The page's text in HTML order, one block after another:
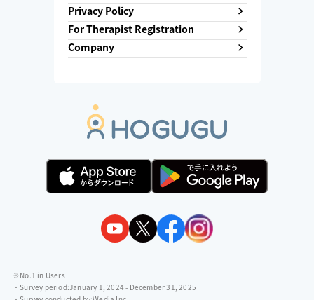
Privacy Policy
For Therapist Registration
Company
※No.1 in Users
・Survey period:January 1, 2024 - December 31, 2025